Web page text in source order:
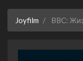
Joyfilm BBC: